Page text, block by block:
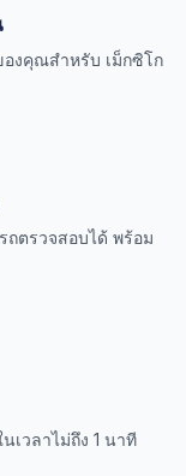
งคุณสำหรับ เม็กซิโก
ถตรวจสอบได้ พร้อม
เวลาไม่ถึง 1 นาที